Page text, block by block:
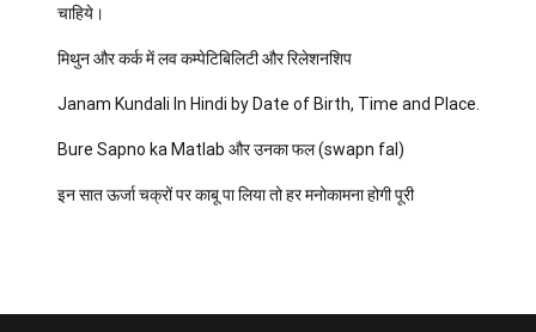
चाहिये।
मिथुन और कर्क में लव कम्पेटिबिलिटी और रिलेशनशिप
Janam Kundali In Hindi by Date of Birth, Time and Place.
Bure Sapno ka Matlab और उनका फल (swapn fal)
इन सात ऊर्जा चक्रों पर काबू पा लिया तो हर मनोकामना होगी पूरी